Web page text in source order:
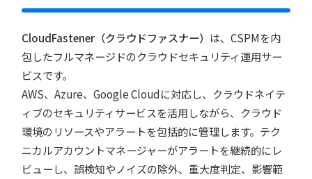
CloudFastener（クラウドファスナー） は、CSPMを内
包したフルマネージドのクラウドセキュリティ運用サー
ビスです。
AWS、Azure、Google Cloudに対応し、クラウドネイテ
ィブのセキュリティサービスを活用しながら、クラウド
環境のリソースやアラートを包括的に管理します。テク
ニカルアカウントマネージャーがアラートを継続的にレ
ビューし、誤検知やノイズの除外、重大度判定、影響範